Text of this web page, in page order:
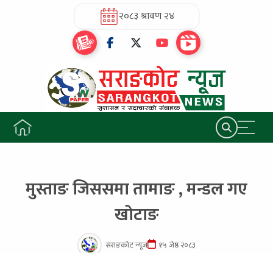
२०८३ श्रावण २४
मुस्ताङ जिससमा तामाङ , मन्डल गए
खोटाङ
सराङकोट न्यूज १५ जेष्ठ २०८३